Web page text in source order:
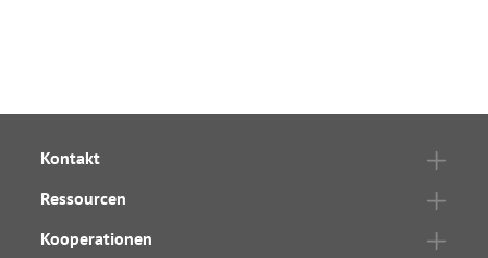
Kontakt
Ressourcen
Kooperationen